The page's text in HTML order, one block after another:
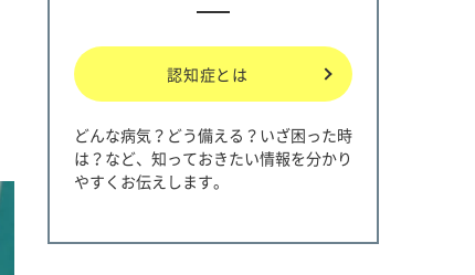
認知症とは
どんな病気？どう備える？いざ困った時
は？など、知っておきたい情報を分かり
やすくお伝えします。